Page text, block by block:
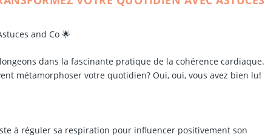
and Co 🌟
dans la fascinante pratique de la cohérence cardiaque.
métamorphoser votre quotidien? Oui, oui, vous avez bien lu!
à réguler sa respiration pour influencer positivement son